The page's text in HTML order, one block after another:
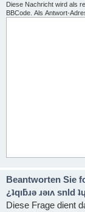
Diese Nachricht wird als
BBCode. Als Antwort-
Beantworten Sie
¿ʇqıƃɹǝ ɹǝıʌ snld
Diese Frage dient